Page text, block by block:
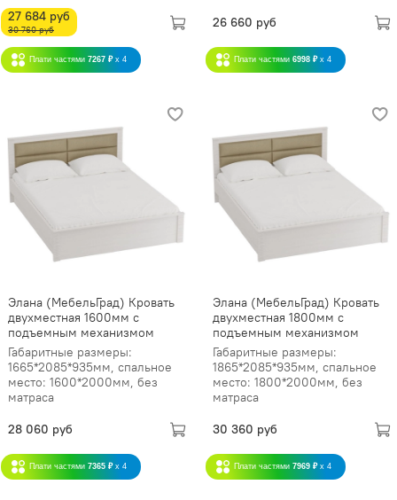
27 684 руб
30 760 руб
Плати частями 7267 ₽ x 4
26 660 руб
Плати частями 6998 ₽ x 4
Элана (МебельГрад) Кровать
двухместная 1600мм с
подъемным механизмом
Габаритные размеры:
1665*2085*935мм, спальное
место: 1600*2000мм, без
матраса
28 060 руб
Плати частями 7365 ₽ x 4
Элана (МебельГрад) Кровать
двухместная 1800мм с
подъемным механизмом
Габаритные размеры:
1865*2085*935мм, спальное
место: 1800*2000мм, без
матраса
30 360 руб
Плати частями 7969 ₽ x 4